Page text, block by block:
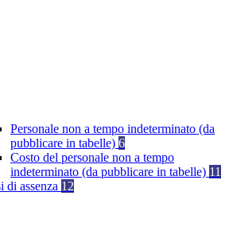
Personale non a tempo indeterminato (da
pubblicare in tabelle) 6
Costo del personale non a tempo
indeterminato (da pubblicare in tabelle) 11
di assenza 12